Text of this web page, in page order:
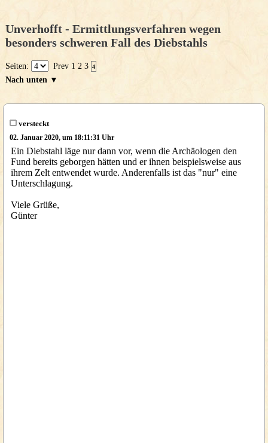
Unverhofft - Ermittlungsverfahren wegen
besonders schweren Fall des Diebstahls
Seiten: Prev 1 2 3 4
Nach unten ▼
versteckt
02. Januar 2020, um 18:11:31 Uhr
Ein Diebstahl läge nur dann vor, wenn die Archäologen den
Fund bereits geborgen hätten und er ihnen beispielsweise aus
ihrem Zelt entwendet wurde. Anderenfalls ist das "nur" eine
Unterschlagung.
Viele Grüße,
Günter